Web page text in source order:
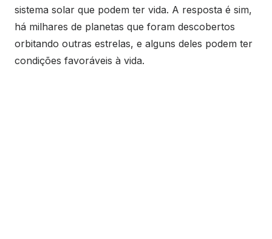
sistema solar que podem ter vida. A resposta é sim,
há milhares de planetas que foram descobertos
orbitando outras estrelas, e alguns deles podem ter
condições favoráveis à vida.